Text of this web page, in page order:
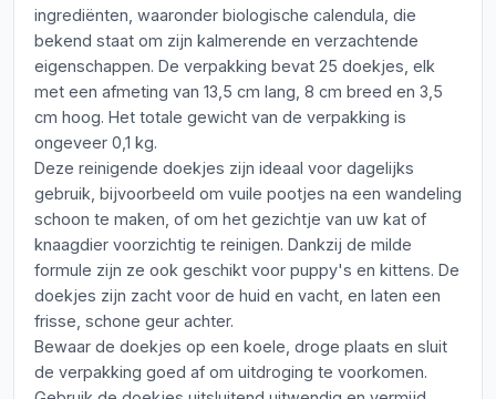
ingrediënten, waaronder biologische calendula, die
bekend staat om zijn kalmerende en verzachtende
eigenschappen. De verpakking bevat 25 doekjes, elk
met een afmeting van 13,5 cm lang, 8 cm breed en 3,5
cm hoog. Het totale gewicht van de verpakking is
ongeveer 0,1 kg.
Deze reinigende doekjes zijn ideaal voor dagelijks
gebruik, bijvoorbeeld om vuile pootjes na een wandeling
schoon te maken, of om het gezichtje van uw kat of
knaagdier voorzichtig te reinigen. Dankzij de milde
formule zijn ze ook geschikt voor puppy's en kittens. De
doekjes zijn zacht voor de huid en vacht, en laten een
frisse, schone geur achter.
Bewaar de doekjes op een koele, droge plaats en sluit
de verpakking goed af om uitdroging te voorkomen.